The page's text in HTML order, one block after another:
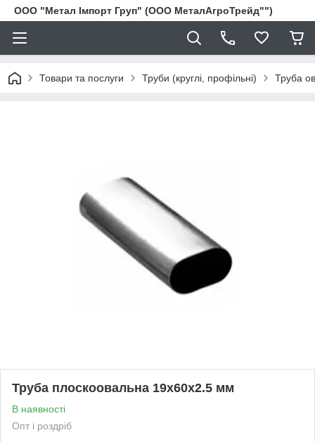
ООО "Метал Імпорт Груп" (ООО МеталАгроТрейд"")
Товари та послуги Труби (круглі, профільні) Труба
Труба плоскоовальна 19х60х2.5 мм
В наявності
Опт і роздріб